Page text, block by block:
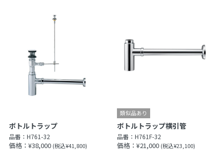
ボトルトラップ
品番： H761-32
価格：¥38,000 (税込¥41,800)
ボトルトラップ横引管
品番：H761F-32
価格：¥21,000 (税込¥23,100)